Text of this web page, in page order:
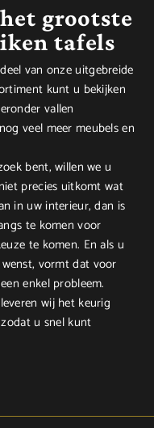
grootste
tafels
van onze uitgebreide
kunt u bekijken
vallen
veel meer meubels en
bent, willen we u
precies uitkomt wat
in uw interieur, dan is
te komen voor
te komen. En als u
vormt dat voor
enkel probleem.
wij het keurig
u snel kunt